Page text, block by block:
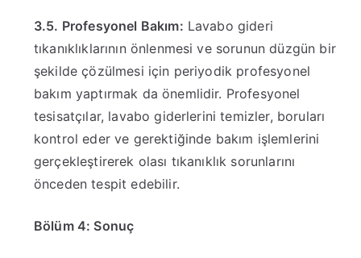
3.5. Profesyonel Bakım: Lavabo gideri
tıkanıklıklarının önlenmesi ve sorunun düzgün bir
şekilde çözülmesi için periyodik profesyonel
bakım yaptırmak da önemlidir. Profesyonel
tesisatçılar, lavabo giderlerini temizler, boruları
kontrol eder ve gerektiğinde bakım işlemlerini
gerçekleştirerek olası tıkanıklık sorunlarını
önceden tespit edebilir.
Bölüm 4: Sonuç